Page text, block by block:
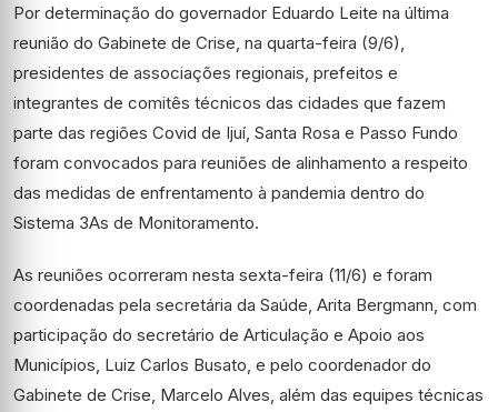
Por determinação do governador Eduardo Leite na última
reunião do Gabinete de Crise, na quarta-feira (9/6),
presidentes de associações regionais, prefeitos e
integrantes de comitês técnicos das cidades que fazem
parte das regiões Covid de Ijuí, Santa Rosa e Passo Fundo
foram convocados para reuniões de alinhamento a respeito
das medidas de enfrentamento à pandemia dentro do
Sistema 3As de Monitoramento.
As reuniões ocorreram nesta sexta-feira (11/6) e foram
coordenadas pela secretária da Saúde, Arita Bergmann, com
participação do secretário de Articulação e Apoio aos
Municípios, Luiz Carlos Busato, e pelo coordenador do
Gabinete de Crise, Marcelo Alves, além das equipes técnicas